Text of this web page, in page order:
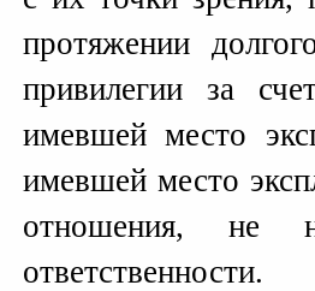
протяжении
привилегии за
имевшей место
имевшей место
отношения, не
ответственности.